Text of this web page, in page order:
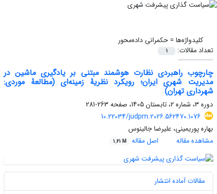
کلیدواژه‌ها =حکمرانی داده‌محور
تعداد مقالات:
1
چارچوب راهبردی نظارت هوشمند مبتنی بر یادگیری ماشین در
مدیریت شهری ایران؛ رویکرد نظریۀ زمینه‌ای (مطالعۀ موردی:
شهرداری تهران)
دوره 3، شماره 2، تابستان 1405، صفحه
263-281
10.22034/judpm.2026.562470.1076
بهاره پوریمینی، علیرضا جالینوس
مشاهده مقاله
اصل مقاله 1.61 M
مقالات آماده انتشار